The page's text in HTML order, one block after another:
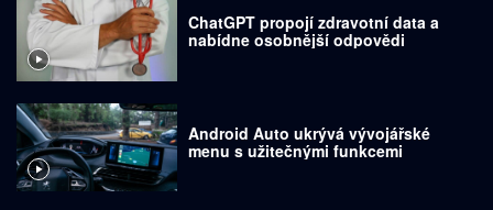
ChatGPT propojí zdravotní data a
nabídne osobnější odpovědi
Android Auto ukrývá vývojářské
menu s užitečnými funkcemi